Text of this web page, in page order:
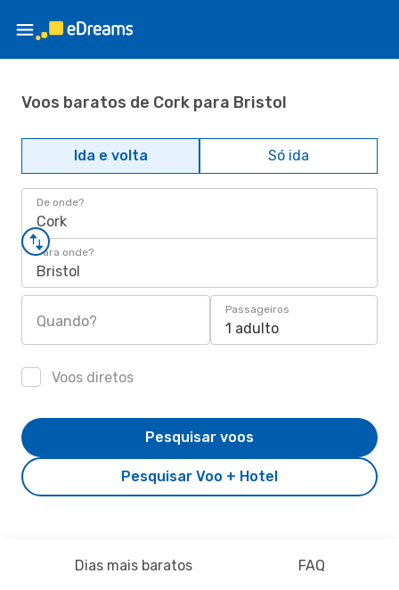
Voos baratos de Cork para Bristol
Ida e volta Só ida
De onde?
Cork
Para onde?
Bristol
Quando?
Passageiros
1 adulto
Voos diretos
Pesquisar Voo + Hotel
Pesquisar voos
Dias mais baratos FAQ